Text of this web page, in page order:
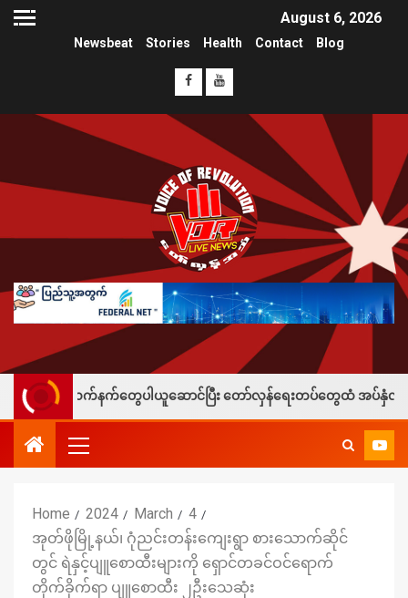
August 6, 2026
Newsbeat Stories Health Contact Blog
က်တွေပါယူဆောင်ပြီး တော်လှန်ရေးတပ်တွေထံ အပ်နှံလို့ သိန်းတစ်ရာချီ
Home 2024 March
4
အုတ်ဖိုမြို့နယ်၊ ဂုံညင်းတန်းကျေးရွာ စားသောက်ဆိုင်
တွင် ရဲနှင့်ပျူစောထီးများကို ရှောင်တခင်ဝင်ရောက်
တိုက်ခိုက်ရာ ပျူစောထီး ၂ဦးသေဆုံး